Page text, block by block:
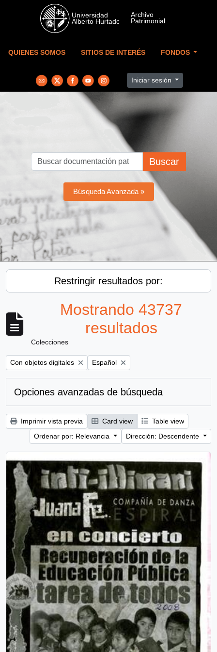
Skip to main content
QUIENES SOMOS SITIOS DE INTERÉS FONDOS
Iniciar sesión
Buscar
Búsqueda Avanzada »
Restringir resultados por:
Mostrando 43737
resultados
Colecciones
Remove filter:
Con objetos digitales Remove filter:
Español
Opciones avanzadas de búsqueda
Imprimir vista previa Card view
Table view
Ordenar por: Relevancia
Dirección: Descendente